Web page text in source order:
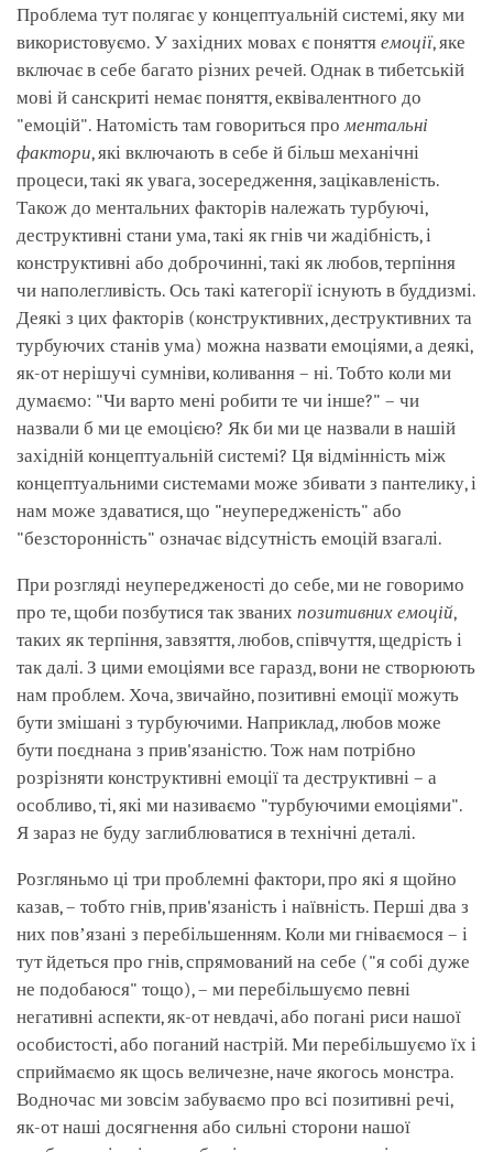
Проблема тут полягає у концептуальній системі, яку ми
використовуємо. У західних мовах є поняття емоції, яке
включає в себе багато різних речей. Однак в тибетській
мові й санскриті немає поняття, еквівалентного до
"емоцій". Натомість там говориться про ментальні
фактори, які включають в себе й більш механічні
процеси, такі як увага, зосередження, зацікавленість.
Також до ментальних факторів належать турбуючі,
деструктивні стани ума, такі як гнів чи жадібність, і
конструктивні або доброчинні, такі як любов, терпіння
чи наполегливість. Ось такі категорії існують в буддизмі.
Деякі з цих факторів (конструктивних, деструктивних та
турбуючих станів ума) можна назвати емоціями, а деякі,
як-от нерішучі сумніви, коливання – ні. Тобто коли ми
думаємо: "Чи варто мені робити те чи інше?" – чи
назвали б ми це емоцією? Як би ми це назвали в нашій
західній концептуальній системі? Ця відмінність між
концептуальними системами може збивати з пантелику, і
нам може здаватися, що "неупередженість" або
"безсторонність" означає відсутність емоцій взагалі.
При розгляді неупередженості до себе, ми не говоримо
про те, щоби позбутися так званих позитивних емоцій,
таких як терпіння, завзяття, любов, співчуття, щедрість і
так далі. З цими емоціями все гаразд, вони не створюють
нам проблем. Хоча, звичайно, позитивні емоції можуть
бути змішані з турбуючими. Наприклад, любов може
бути поєднана з прив'язаністю. Тож нам потрібно
розрізняти конструктивні емоції та деструктивні – а
особливо, ті, які ми називаємо "турбуючими емоціями".
Я зараз не буду заглиблюватися в технічні деталі.
Розгляньмо ці три проблемні фактори, про які я щойно
казав, – тобто гнів, прив'язаність і наївність. Перші два з
них повʼязані з перебільшенням. Коли ми гніваємося – і
тут йдеться про гнів, спрямований на себе ("я собі дуже
не подобаюся" тощо), – ми перебільшуємо певні
негативні аспекти, як-от невдачі, або погані риси нашої
особистості, або поганий настрій. Ми перебільшуємо їх і
сприймаємо як щось величезне, наче якогось монстра.
Водночас ми зовсім забуваємо про всі позитивні речі,
як-от наші досягнення або сильні сторони нашої